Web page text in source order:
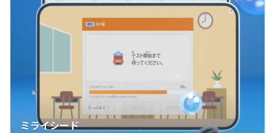
ミライシード